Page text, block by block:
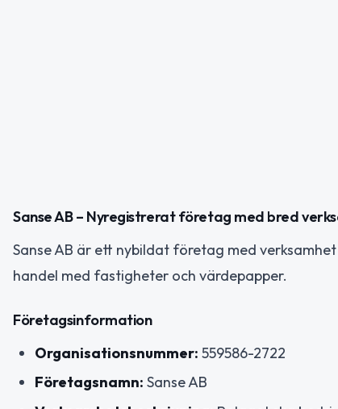
Sanse AB – Nyregistrerat företag med bred
Sanse AB är ett nybildat företag med
handel med fastigheter och värdepapper.
Företagsinformation
Organisationsnummer: 559586-2722
Företagsnamn: Sanse AB